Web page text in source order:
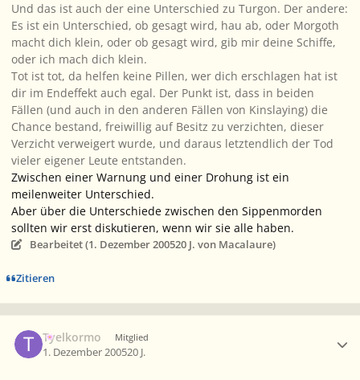
Und das ist auch der eine Unterschied zu Turgon. Der andere:
Es ist ein Unterschied, ob gesagt wird, hau ab, oder Morgoth
macht dich klein, oder ob gesagt wird, gib mir deine Schiffe,
oder ich mach dich klein.
Tot ist tot, da helfen keine Pillen, wer dich erschlagen hat ist
dir im Endeffekt auch egal. Der Punkt ist, dass in beiden
Fällen (und auch in den anderen Fällen von Kinslaying) die
Chance bestand, freiwillig auf Besitz zu verzichten, dieser
Verzicht verweigert wurde, und daraus letztendlich der Tod
vieler eigener Leute entstanden.
Zwischen einer Warnung und einer Drohung ist ein
meilenweiter Unterschied.
Aber über die Unterschiede zwischen den Sippenmorden
sollten wir erst diskutieren, wenn wir sie alle haben.
Bearbeitet (1. Dezember 200520 J. von Macalaure)
Zitieren
Tyelkormo Mitglied
1. Dezember 200520 J.